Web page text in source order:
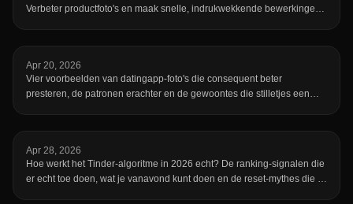
Verbeter productfoto's en maak snelle, indrukwekkende bewerkingen,
Apr 20, 2026
Vier voorbeelden van datingapp-foto's die consequent beter
presteren, de patronen erachter en de gewoontes die stilletjes een
Apr 28, 2026
Hoe werkt het Tinder-algoritme in 2026 echt? De ranking-signalen die
er echt toe doen, wat je vanavond kunt doen en de reset-mythes die je